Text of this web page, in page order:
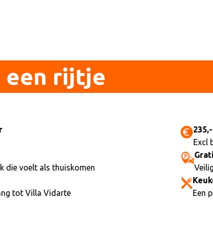
een rijtje
die voelt als thuiskomen
tot Villa Vidarte
235,-
Excl
Een